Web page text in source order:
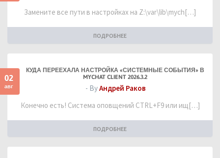
Замените все пути в настройках на Z:\var\lib\mych[…]
ПОДРОБНЕЕ
02
авг
КУДА ПЕРЕЕХАЛА НАСТРОЙКА «СИСТЕМНЫЕ СОБЫТИЯ» В
MYCHAT CLIENT 2026.3.2
- ByАндрей Раков
Конечно есть! Система оповщений CTRL+F9 или ищ[…]
ПОДРОБНЕЕ